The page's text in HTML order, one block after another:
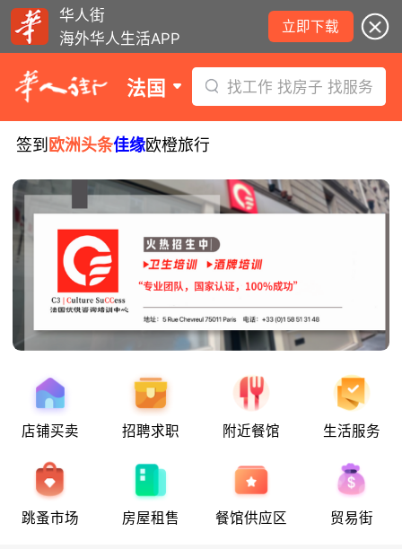
华人街
海外华人生活APP
立即下载
法国 找工作 找房子 找服务
签到 欧洲头条佳缘欧橙旅行
店铺买卖 招聘求职 附近餐馆 生活服务
跳蚤市场 房屋租售 餐馆供应区 贸易街
8月6日要闻：法国医学实习名额大增！
炉！
巴黎地铁音乐家海选启动！